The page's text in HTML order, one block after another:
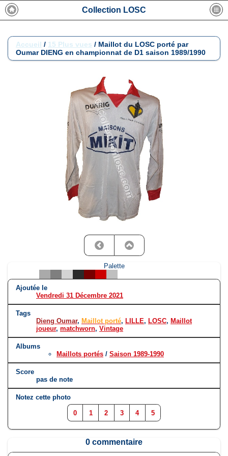
Collection LOSC
Accueil / 15 Plus vues / Maillot du LOSC porté par
Oumar DIENG en championnat de D1 saison 1989/1990
Palette
Ajoutée le
Vendredi 31 Décembre 2021
Tags
Dieng Oumar, Maillot porté, LILLE, LOSC, Maillot
joueur, matchworn, Vintage
Albums
Maillots portés / Saison 1989-1990
Score
pas de note
Notez cette photo
0 1 2 3 4 5
0 commentaire